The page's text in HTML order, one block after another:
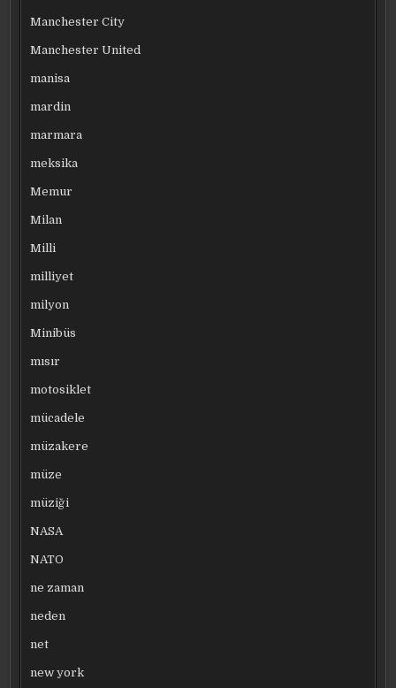
Manchester City
Manchester United
manisa
mardin
marmara
meksika
Memur
Milan
Milli
milliyet
milyon
Minibüs
mısır
motosiklet
mücadele
müzakere
müze
müziği
NASA
NATO
ne zaman
neden
net
new york